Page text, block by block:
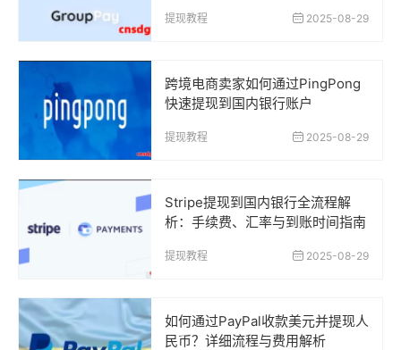
提现教程 2025-08-29
跨境电商卖家如何通过PingPong
快速提现到国内银行账户
提现教程 2025-08-29
Stripe提现到国内银行全流程解
析：手续费、汇率与到账时间指南
提现教程 2025-08-29
如何通过PayPal收款美元并提现人
民币？详细流程与费用解析